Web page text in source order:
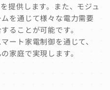
提供します。また、モジュ
を通じて様々な電力需要
ることが可能です。
ート家電制御を通じて、
家庭で実現します。